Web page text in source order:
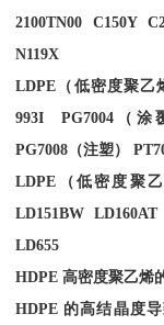
2100TN00 C150Y
N119X
LDPE （低密度聚乙
993I PG7004（涂
PG7008 （注塑）
LDPE （低密度聚
LD151BW
LD655
HDPE高密度聚乙烯
HDPE 的高结晶度